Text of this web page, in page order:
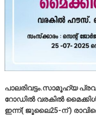
പാലരിവട്ടം.സാമൂഹ്യ
റോഡിൽ വരകിൽ മൈക്കിൾ
ഇന്ന്‌( ജൂലൈ25-ന് )